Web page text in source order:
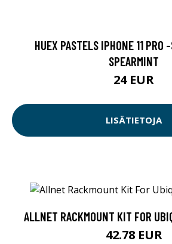
HUEX PASTELS IPHONE 11 PRO
SPEARMINT
24 EUR
LISÄTIETOJA
ALLNET RACKMOUNT KIT FOR
42.78 EUR